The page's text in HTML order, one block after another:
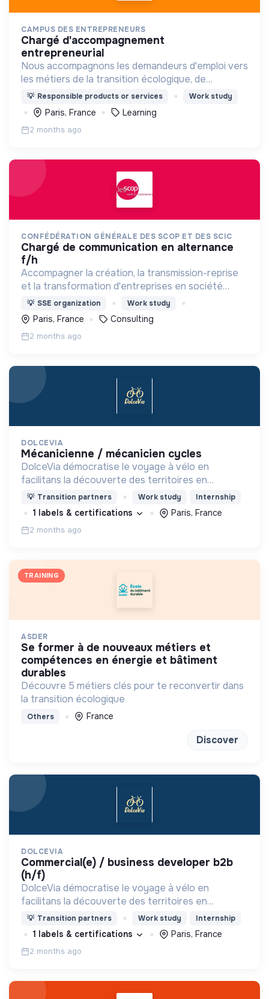
CAMPUS DES ENTREPRENEURS
chargé d'accompagnement
entrepreneurial
Nous accompagnons les demandeurs d'emploi vers
les métiers de la transition écologique, de
l'entrepreneuriat à impact, et des métiers du BIM.
💡 Responsible products or services Work study
Paris, France Learning
2 months ago
CONFÉDÉRATION GÉNÉRALE DES SCOP ET DES SCIC
chargé de communication en alternance
f/h
Accompagner la création, la transmission-reprise
et la transformation d'entreprises en société
coopérative (Scop, Scic)
💡 SSE organization Work study
Paris, France Consulting
2 months ago
DOLCEVIA
mécanicienne / mécanicien cycles
DolceVia démocratise le voyage à vélo en
facilitans la découverte des territoires en
combinant : location de vélos adaptés d'un point A
à B, itinéraires personnalisés et services clés en
main .
💡 Transition partners Work study Internship
1 labels & certifications Paris, France
2 months ago
TRAINING
ASDER
se former à de nouveaux métiers et
compétences en énergie et bâtiment
durables
Découvre 5 métiers clés pour te reconvertir dans
la transition écologique
Others France
Discover
DOLCEVIA
commercial(e) / business developer b2b
(h/f)
DolceVia démocratise le voyage à vélo en
facilitans la découverte des territoires en
combinant : location de vélos adaptés d'un point A
à B, itinéraires personnalisés et services clés en
main .
💡 Transition partners Work study Internship
1 labels & certifications Paris, France
2 months ago